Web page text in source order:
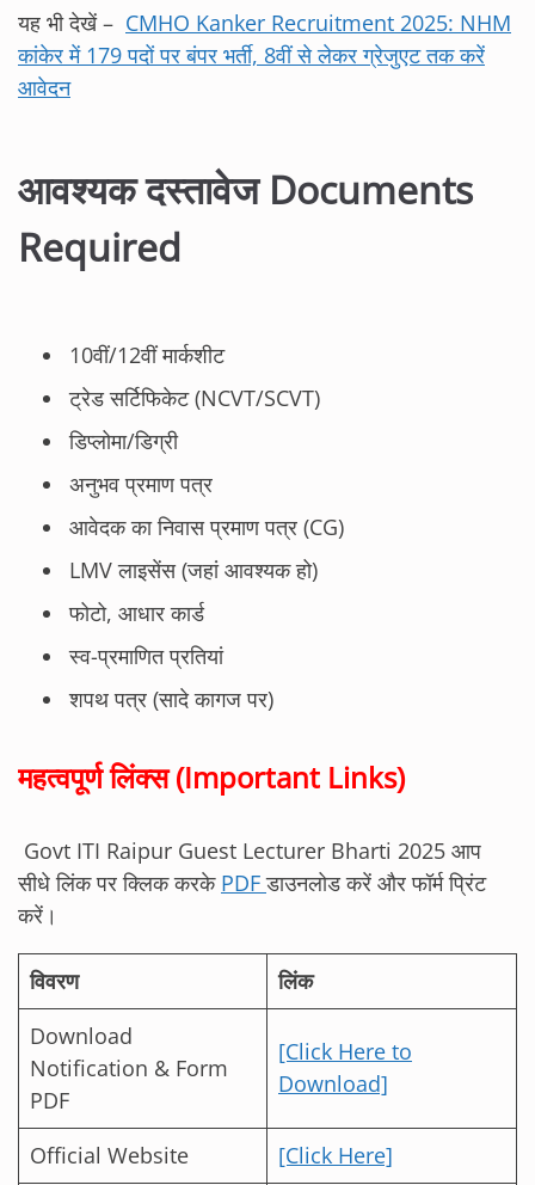
यह भी देखें – CMHO Kanker Recruitment 2025: NHM
कांकेर में 179 पदों पर बंपर भर्ती, 8वीं से लेकर ग्रेजुएट तक करें
आवेदन
आवश्यक दस्तावेज Documents
Required
10वीं/12वीं मार्कशीट
ट्रेड सर्टिफिकेट (NCVT/SCVT)
डिप्लोमा/डिग्री
अनुभव प्रमाण पत्र
आवेदक का निवास प्रमाण पत्र (CG)
LMV लाइसेंस (जहां आवश्यक हो)
फोटो, आधार कार्ड
स्व-प्रमाणित प्रतियां
शपथ पत्र (सादे कागज पर)
महत्वपूर्ण लिंक्स (Important Links)
Govt ITI Raipur Guest Lecturer Bharti 2025 आप
सीधे लिंक पर क्लिक करके PDFडाउनलोड करें और फॉर्म प्रिंट
करें।
विवरण
लिंक
Download
Notification & Form
PDF
[Click Here to
Download]
Official Website
[Click Here]